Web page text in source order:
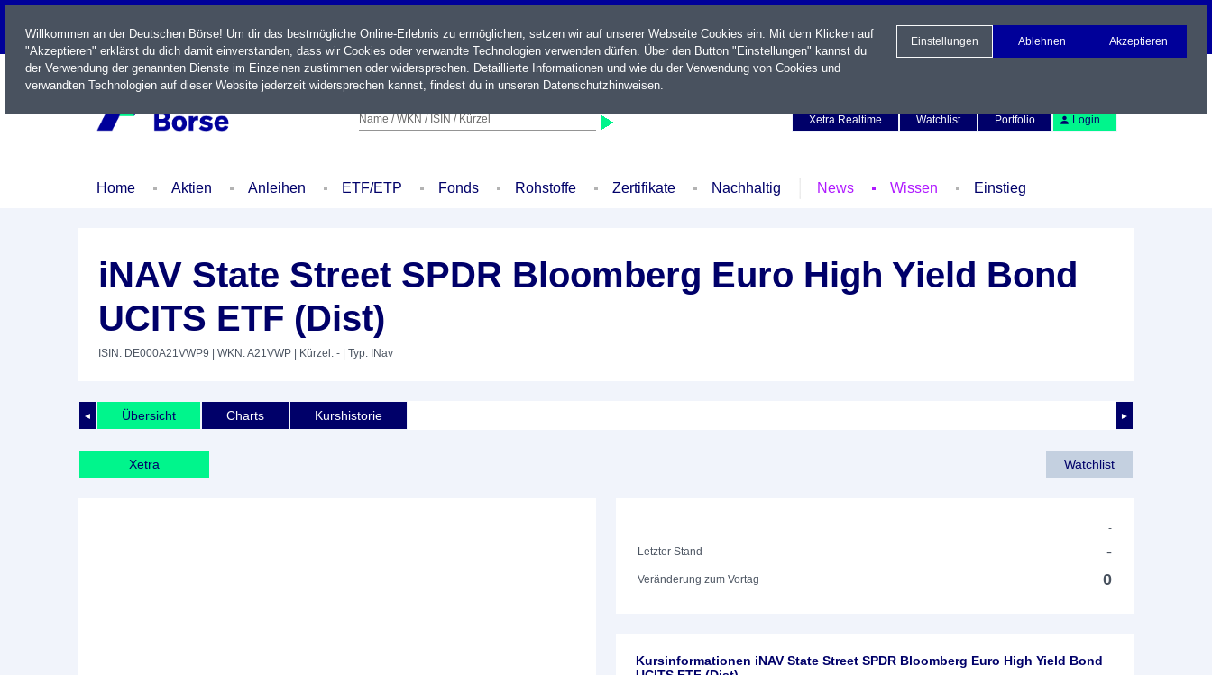
LIVE
Name / WKN / ISIN / Kürzel
Xetra Realtime
Watchlist Portfolio Login
Home Aktien Anleihen ETF/ETP Fonds Rohstoffe Zertifikate Nachhaltig News Wissen Einstieg
iNAV State Street SPDR Bloomberg Euro High Yield Bond
UCITS ETF (Dist)
ISIN: DE000A21VWP9 | WKN: A21VWP | Kürzel: - | Typ: INav
◄ ►
Übersicht Charts Kurshistorie
Xetra Watchlist
-
Letzter Stand
-
Veränderung zum Vortag 0
Kursinformationen iNAV State Street SPDR Bloomberg Euro High Yield Bond
Willkommen an der Deutschen Börse! Um dir das bestmögliche Online-Erlebnis zu ermöglichen, setzen wir auf unserer Webseite Cookies ein. Mit dem Klicken auf
"Akzeptieren" erklärst du dich damit einverstanden, dass wir Cookies oder verwandte Technologien verwenden dürfen. Über den Button "Einstellungen" kannst du
der Verwendung der genannten Dienste im Einzelnen zustimmen oder widersprechen. Detaillierte Informationen und wie du der Verwendung von Cookies und
verwandten Technologien auf dieser Website jederzeit widersprechen kannst, findest du in unseren Datenschutzhinweisen.
Einstellungen Ablehnen Akzeptieren